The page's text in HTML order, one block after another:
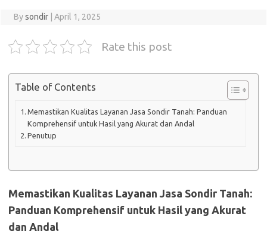
Bysondir April 1, 2025
Rate this post
Table of Contents
Memastikan Kualitas Layanan Jasa Sondir Tanah: Panduan
Komprehensif untuk Hasil yang Akurat dan Andal
Penutup
Memastikan Kualitas Layanan Jasa Sondir Tanah:
Panduan Komprehensif untuk Hasil yang Akurat
dan Andal